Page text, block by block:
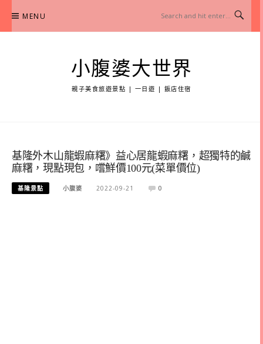
content
MENU
小腹婆大世界
親子美食旅遊景點 | 一日遊 | 飯店住宿
基隆外木山龍蝦麻糬》益心居龍蝦麻糬，超獨特的鹹
麻糬，現點現包，嚐鮮價100元(菜單價位)
基隆景點 小腹婆 2022-09-21 0